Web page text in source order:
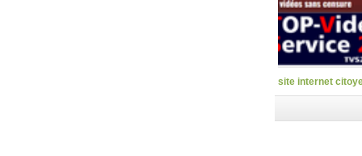
site internet